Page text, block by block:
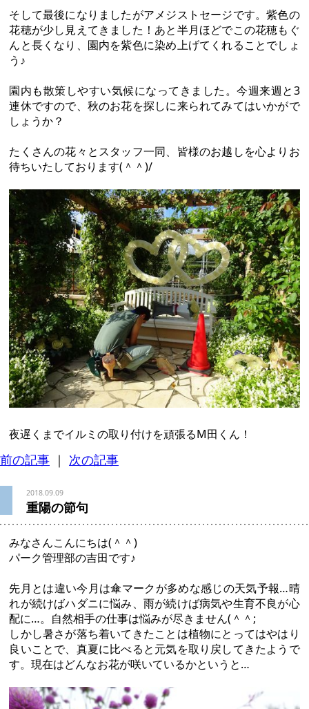
そして最後になりましたがアメジストセージです。紫色の
花穂が少し見えてきました！あと半月ほどでこの花穂もぐ
んと長くなり、園内を紫色に染め上げてくれることでしょ
う♪
園内も散策しやすい気候になってきました。今週来週と3
連休ですので、秋のお花を探しに来られてみてはいかがで
しょうか？
たくさんの花々とスタッフ一同、皆様のお越しを心よりお
待ちいたしております(＾＾)/
夜遅くまでイルミの取り付けを頑張るM田くん！
前の記事 ｜ 次の記事
2018.09.09
重陽の節句
みなさんこんにちは(＾＾)
パーク管理部の吉田です♪
先月とは違い今月は傘マークが多めな感じの天気予報…晴
れが続けばハダニに悩み、雨が続けば病気や生育不良が心
配に…。自然相手の仕事は悩みが尽きません(＾＾;
しかし暑さが落ち着いてきたことは植物にとってはやはり
良いことで、真夏に比べると元気を取り戻してきたようで
す。現在はどんなお花が咲いているかというと…